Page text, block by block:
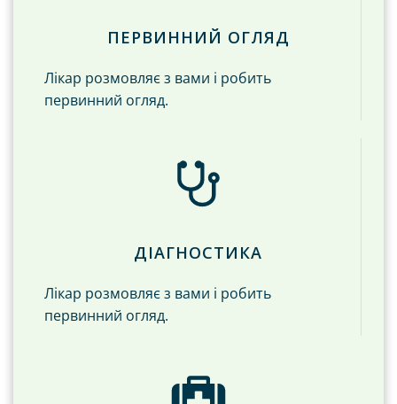
ПЕРВИННИЙ ОГЛЯД
Лікар розмовляє з вами і робить
первинний огляд.
ДІАГНОСТИКА
Лікар розмовляє з вами і робить
первинний огляд.